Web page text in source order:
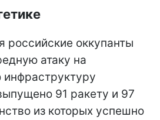
российские оккупанты
атаку на
инфраструктуру
91 ракету и 97
из которых успешно